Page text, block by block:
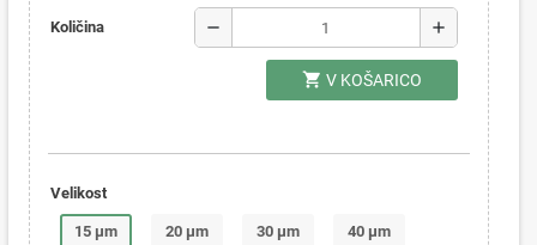
Količina remove add
shopping_cart V KOŠARICO
Velikost
15 μm 20 μm 30 μm 40 μm